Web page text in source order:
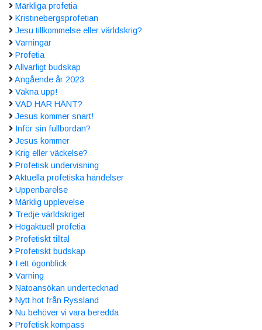
Märkliga profetia
Kristinebergsprofetian
Jesu tillkommelse eller världskrig?
Varningar
Profetia
Allvarligt budskap
Angående år 2023
Vakna upp!
VAD HAR HÄNT?
Jesus kommer snart!
Inför sin fullbordan?
Jesus kommer
Krig eller väckelse?
Profetisk undervisning
Aktuella profetiska händelser
Uppenbarelse
Märklig upplevelse
Tredje världskriget
Högaktuell profetia
Profetiskt tilltal
Profetiskt budskap
I ett ögonblick
Varning
Natoansökan undertecknad
Nytt hot från Ryssland
Nu behöver vi vara beredda
Profetisk kompass